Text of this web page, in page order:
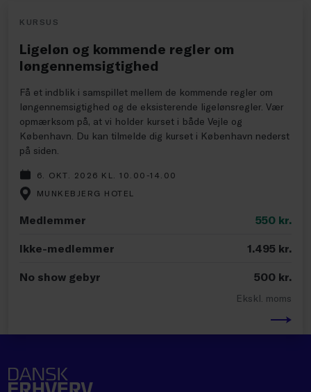
KURSUS
Ligeløn og kommende regler om
løngennemsigtighed
Få et indblik i samspillet mellem de kommende regler om
løngennemsigtighed og de eksisterende ligelønsregler. Vær
opmærksom på, at vi holder kurset i både Vejle og
København. Du kan tilmelde dig kurset i København nederst
på siden.
6. OKT. 2026 KL. 10.00-14.00
MUNKEBJERG HOTEL
Medlemmer 550 kr.
Ikke-medlemmer 1.495 kr.
No show gebyr 500 kr.
Ekskl. moms